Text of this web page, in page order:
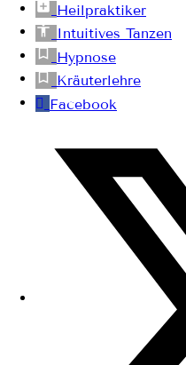
Heilpraktiker
Intuitives Tanzen
Hypnose
Kräuterlehre
Facebook